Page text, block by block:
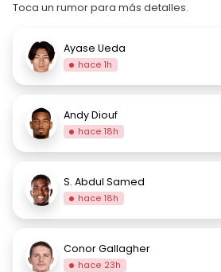
Toca un rumor para más detalles.
Ayase Ueda
hace 1h
Andy Diouf
hace 18h
S. Abdul Samed
hace 18h
Conor Gallagher
hace 23h